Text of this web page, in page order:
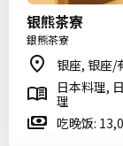
银熊茶寮
銀熊茶寮
银座, 银座/
日本料理,
理
吃晚饭: